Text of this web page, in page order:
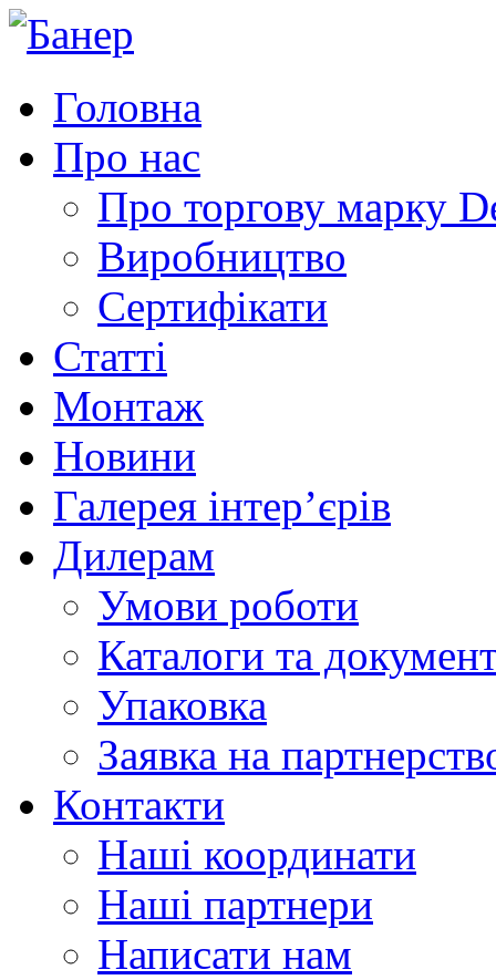
Головна
Про нас
Про торгову марку
Виробництво
Сертифікати
Статті
Монтаж
Новини
Галерея інтер’єрів
Дилерам
Умови роботи
Каталоги та
Упаковка
Заявка на
Контакти
Наші координати
Наші партнери
Написати нам